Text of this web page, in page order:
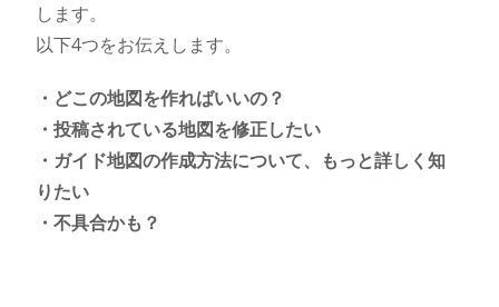
します。
以下4つをお伝えします。
・どこの地図を作ればいいの？
・投稿されている地図を修正したい
・ガイド地図の作成方法について、もっと詳しく知
りたい
・不具合かも？